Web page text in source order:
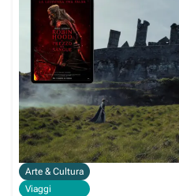
Arte & Cultura
Viaggi